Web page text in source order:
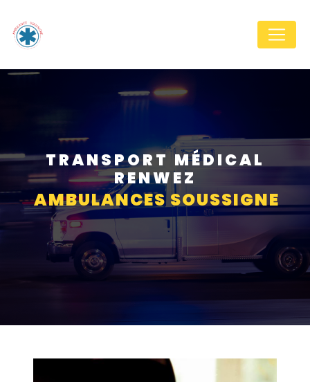
TRANSPORT MÉDICAL
RENWEZ
AMBULANCES SOUSSIGNE